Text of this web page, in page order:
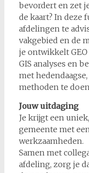
bevordert en zet
de kaart? In deze
afdelingen te
vakgebied en de
je ontwikkelt
GIS analyses en
met
methoden te
Jouw uitdaging
Je krijgt een
gemeente met
werkzaamheden.
Samen met
afdeling, zorg je